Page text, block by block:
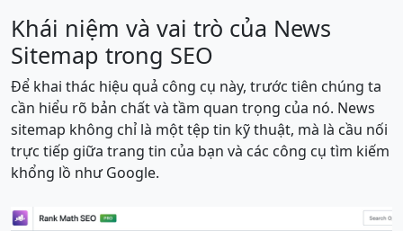
Khái niệm và vai trò của News
Sitemap trong SEO
Để khai thác hiệu quả công cụ này, trước tiên chúng ta
cần hiểu rõ bản chất và tầm quan trọng của nó. News
sitemap không chỉ là một tệp tin kỹ thuật, mà là cầu nối
trực tiếp giữa trang tin của bạn và các công cụ tìm kiếm
khổng lồ như Google.